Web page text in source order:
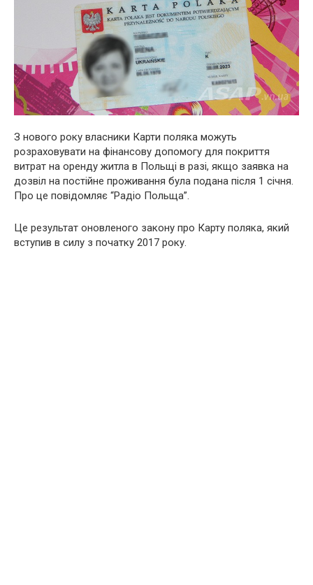
З нового року власники Карти поляка можуть
розраховувати на фінансову допомогу для покриття
витрат на оренду житла в Польщі в разі, якщо заявка на
дозвіл на постійне проживання була подана після 1 січня.
Про це повідомляє “Радіо Польща”.
Це результат оновленого закону про Карту поляка, який
вступив в силу з початку 2017 року.